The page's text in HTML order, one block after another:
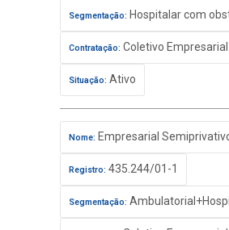
Segmentação: Hospitalar com
Contratação: Coletivo Empresarial
Situação: Ativo
Nome: Empresarial
Registro: 435.244/01-1
Segmentação: